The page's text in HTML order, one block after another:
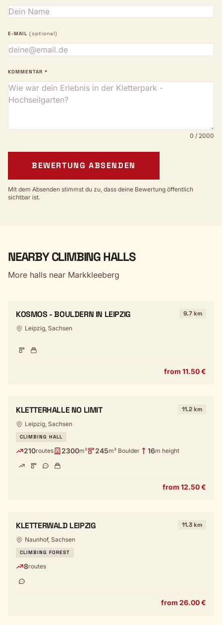
E-MAIL (optional)
KOMMENTAR *
0 / 2000
BEWERTUNG ABSENDEN
Mit dem Absenden stimmst du zu, dass deine Bewertung öffentlich
sichtbar ist.
NEARBY CLIMBING HALLS
More halls near Markkleeberg
KOSMOS - BOULDERN IN LEIPZIG 9.7 km
Leipzig, Sachsen
from 11.50 €
KLETTERHALLE NO LIMIT 11.2 km
Leipzig, Sachsen
CLIMBING HALL
210routes 2300m² 245m² Boulder 16m height
from 12.50 €
KLETTERWALD LEIPZIG 11.3 km
Naunhof, Sachsen
CLIMBING FOREST
8routes
from 26.00 €